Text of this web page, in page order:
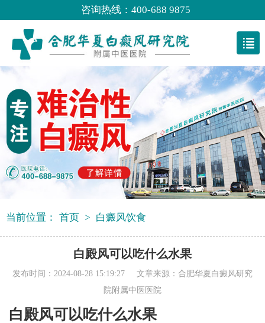
咨询热线：400-688 9875
当前位置： 首页 > 白癜风饮食
白殿风可以吃什么水果
发布时间：2024-08-28 15:19:27 文章来源： 合肥华夏白癜风研究
院附属中医医院
白殿风可以吃什么水果